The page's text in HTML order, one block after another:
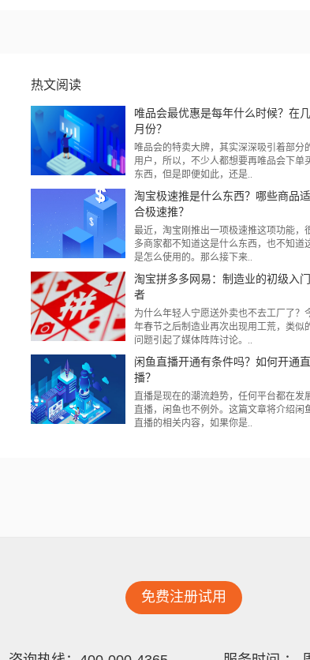
热文阅读
唯品会最优惠是每年什么时候？在几
月份？
唯品会的特卖大牌，其实深深吸引着部分
用户，所以，不少人都想要再唯品会下单
东西，但是即便如此，还是..
淘宝极速推是什么东西？哪些商品适
合极速推？
最近，淘宝刚推出一项极速推这项功能，
多商家都不知道这是什么东西，也不知道
是怎么使用的。那么接下来..
淘宝拼多多网易：制造业的初级入门
者
为什么年轻人宁愿送外卖也不去工厂了？
年春节之后制造业再次出现用工荒，类似
问题引起了媒体阵阵讨论。..
闲鱼直播开通有条件吗？如何开通直
播？
直播是现在的潮流趋势，任何平台都在发
直播，闲鱼也不例外。这篇文章将介绍闲
直播的相关内容，如果你是..
免费注册试用